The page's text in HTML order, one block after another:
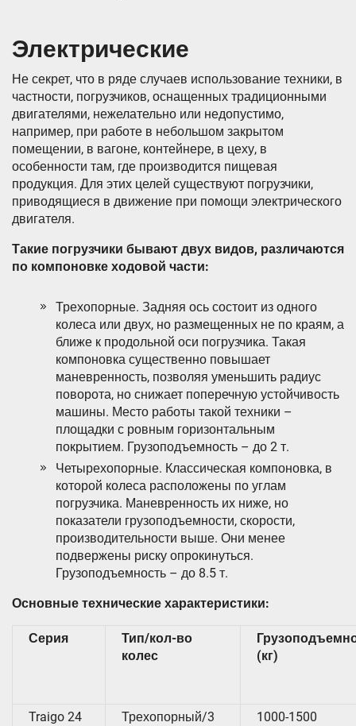
Электрические
Не секрет, что в ряде случаев использование техники, в
частности, погрузчиков, оснащенных традиционными
двигателями, нежелательно или недопустимо,
например, при работе в небольшом закрытом
помещении, в вагоне, контейнере, в цеху, в
особенности там, где производится пищевая
продукция. Для этих целей существуют погрузчики,
приводящиеся в движение при помощи электрического
двигателя.
Такие погрузчики бывают двух видов, различаются
по компоновке ходовой части:
Трехопорные. Задняя ось состоит из одного
колеса или двух, но размещенных не по краям, а
ближе к продольной оси погрузчика. Такая
компоновка существенно повышает
маневренность, позволяя уменьшить радиус
поворота, но снижает поперечную устойчивость
машины. Место работы такой техники –
площадки с ровным горизонтальным
покрытием. Грузоподъемность – до 2 т.
Четырехопорные. Классическая компоновка, в
которой колеса расположены по углам
погрузчика. Маневренность их ниже, но
показатели грузоподъемности, скорости,
производительности выше. Они менее
подвержены риску опрокинуться.
Грузоподъемность – до 8.5 т.
Основные технические характеристики:
Серия
Тип/кол-во
колес
(кг)
Traigo 24 Трехопорный/3 1000-1500